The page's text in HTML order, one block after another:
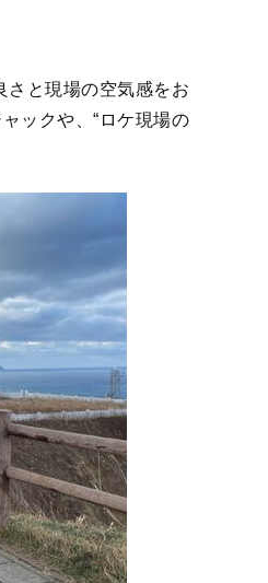
ケ中に番組スタッフ
ゴールの青森県・龍